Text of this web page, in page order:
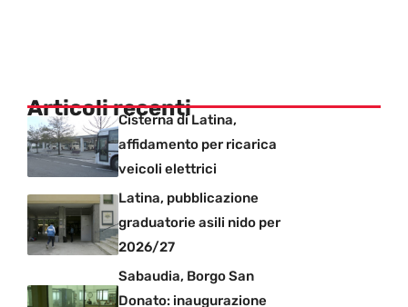
Articoli recenti
Cisterna di Latina,
affidamento per ricarica
veicoli elettrici
Latina, pubblicazione
graduatorie asili nido per
2026/27
Sabaudia, Borgo San
Donato: inaugurazione